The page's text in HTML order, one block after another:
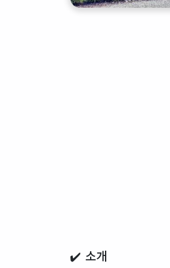
✔️ 소개